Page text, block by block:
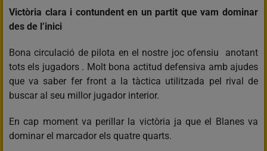
Victòria clara i contundent en un partit que vam dominar
des de l’inici
Bona circulació de pilota en el nostre joc ofensiu anotant
tots els jugadors . Molt bona actitud defensiva amb ajudes
que va saber fer front a la tàctica utilitzada pel rival de
buscar al seu millor jugador interior.
En cap moment va perillar la victòria ja que el Blanes va
dominar el marcador els quatre quarts.